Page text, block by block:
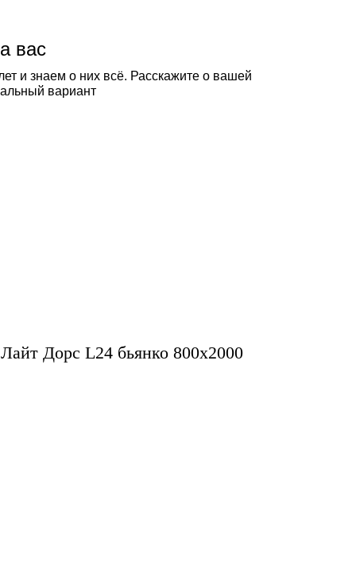
вас
и знаем о них всё. Расскажите о вашей
вариант
Дорс L24 бьянко 800х2000